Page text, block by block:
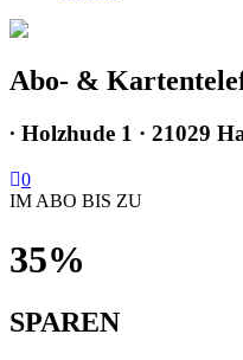
Abo- &
∙ Holzhude 1 · 21029
0
IM ABO BIS ZU
35%
SPAREN